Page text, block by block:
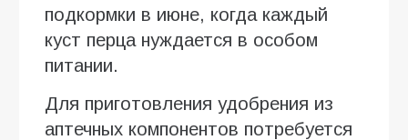
подкормки в июне, когда каждый
куст перца нуждается в особом
питании.
Для приготовления удобрения из
аптечных компонентов потребуется